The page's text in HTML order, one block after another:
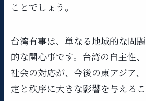
ことでしょう。
台湾有事は、単なる地域的な問
的な関心事です。台湾の自主性
社会の対応が、今後の東アジア
定と秩序に大きな影響を与える